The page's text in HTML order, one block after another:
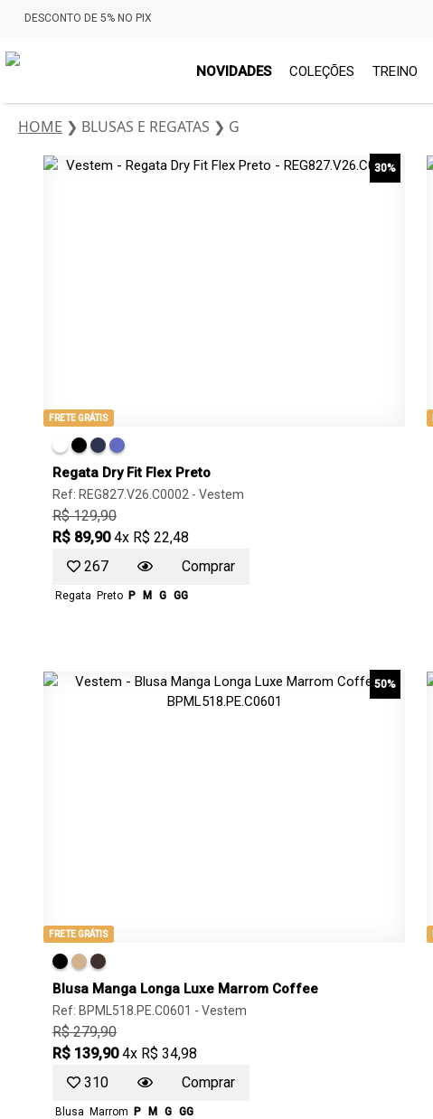
DESCONTO DE 5% NO PIX
NOVIDADES COLEÇÕES TREINO
HOME ❯ BLUSAS E REGATAS ❯ G
30%
FRETE GRÁTIS
Regata Dry Fit Flex Preto
Ref: REG827.V26.C0002 - Vestem
R$ 129,90
R$ 89,90 4x R$ 22,48
267
Comprar
Regata Preto P M G GG
50%
FRETE GRÁTIS
Blusa Manga Longa Luxe Marrom Coffee
Ref: BPML518.PE.C0601 - Vestem
R$ 279,90
R$ 139,90 4x R$ 34,98
310
Comprar
Blusa Marrom P M G GG